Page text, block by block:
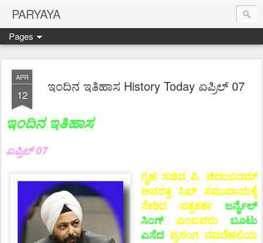
PARYAYA
Pages
APR
12
ಇಂದಿನ ಇತಿಹಾಸ History Today ಏಪ್ರಿಲ್ 07
ಇಂದಿನ ಇತಿಹಾಸ
ಏಪ್ರಿಲ್ 07
ಗೃಹ ಸಚಿವ ಪಿ. ಚಿದಂಬರಮ್
ಅವರತ್ತ ಸಿಖ್ ಸಮುದಾಯಕ್ಕೆ
ಸೇರಿದ ಪತ್ರಕರ್ತ ಜರ್ನೈಲ್
ಸಿಂಗ್ಎಂಬವರು ಬೂಟು
ಎಸೆದಪ್ರಸಂಗ ನವದೆಹಲಿಯ